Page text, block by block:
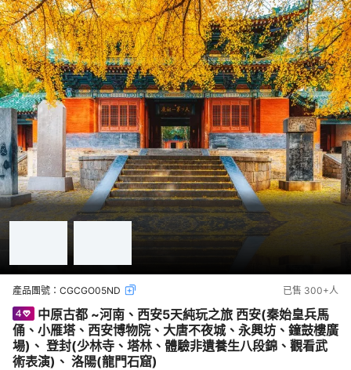
產品團號： CGCGO05ND 已售 300+人
中原古都 ~河南、西安5天純玩之旅 西安(秦始皇兵馬
俑、小雁塔、西安博物院、大唐不夜城、永興坊、鐘鼓樓廣
場)、 登封(少林寺、塔林、體驗非遺養生八段錦、觀看武
術表演)、 洛陽(龍門石窟)